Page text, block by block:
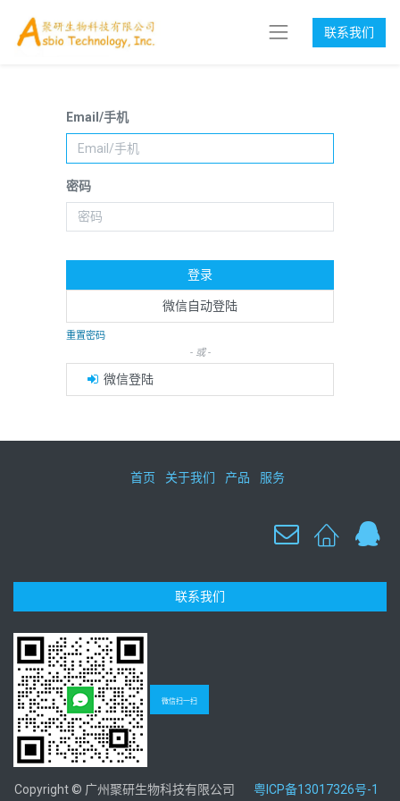
联系我们
Email/手机
密码
登录
微信自动登陆
重置密码
- 或 -
微信登陆
首页 关于我们 产品 服务
联系我们
微信扫一扫
Copyright © 广州聚研生物科技有限公司 粤ICP备13017326号-1